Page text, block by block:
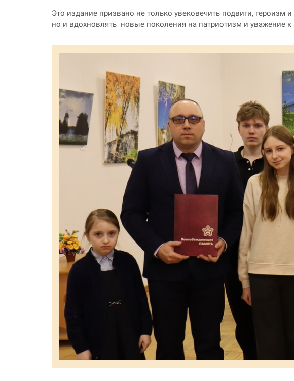
Это издание призвано не только увековечить подвиги, героизм
но и вдохновлять новые поколения на патриотизм и уважение к